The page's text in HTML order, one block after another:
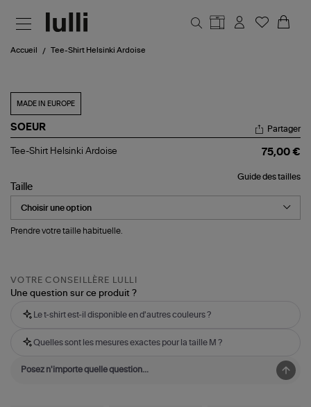
Accueil Tee-Shirt Helsinki Ardoise
MADE IN EUROPE
SOEUR
Tee-
Ardoise
Partager
Tee-Shirt Helsinki Ardoise 75,00 €
Guide des tailles
Taille
Prendre votre taille habituelle.
VOTRE CONSEILLÈRE LULLI
Une question sur ce produit ?
Le t-shirt est-il disponible en d'autres couleurs ?
Quelles sont les mesures exactes pour la taille M ?